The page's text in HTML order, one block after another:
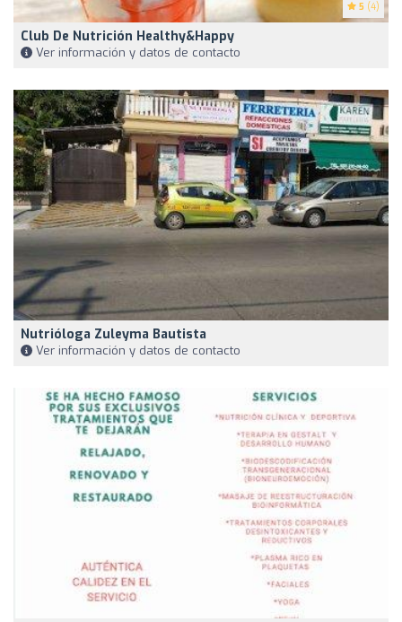
5 (4)
Club De Nutrición Healthy&Happy
Ver información y datos de contacto
Nutrióloga Zuleyma Bautista
Ver información y datos de contacto